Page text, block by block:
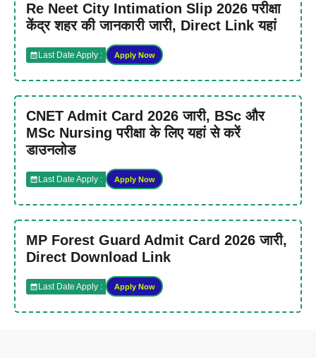
Re Neet City Intimation Slip 2026 परीक्षा
केंद्र शहर की जानकारी जारी, Direct Link यहां
Last Date Apply : Apply Now
CNET Admit Card 2026 जारी, BSc और
MSc Nursing परीक्षा के लिए यहां से करें
डाउनलोड
Last Date Apply : Apply Now
MP Forest Guard Admit Card 2026 जारी,
Direct Download Link
Last Date Apply : Apply Now